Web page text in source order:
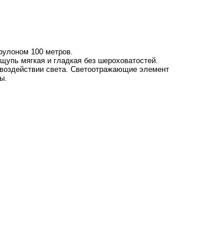
100 метров.
мягкая и гладкая без шероховатостей.
света. Светоотражающие элемент